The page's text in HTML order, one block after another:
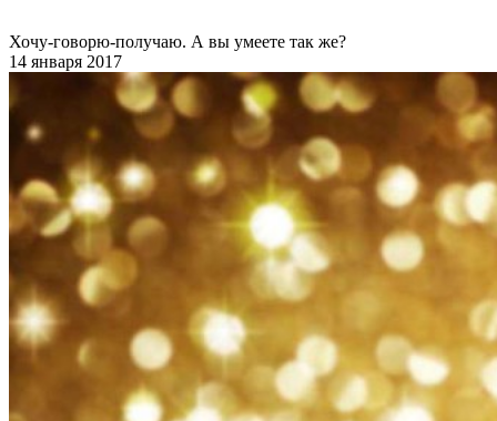
Хочу-говорю-получаю. А вы умеете так же?
14 января 2017